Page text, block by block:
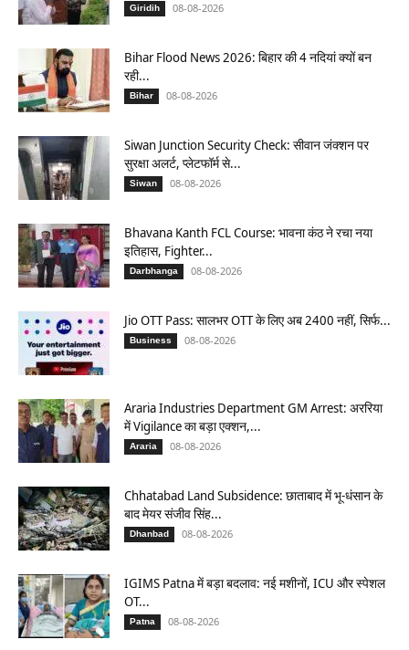
Giridih 08-08-2026
Bihar Flood News 2026: बिहार की 4 नदियां क्यों बन
रही...
Bihar 08-08-2026
Siwan Junction Security Check: सीवान जंक्शन पर
सुरक्षा अलर्ट, प्लेटफॉर्म से...
Siwan 08-08-2026
Bhavana Kanth FCL Course: भावना कंठ ने रचा नया
इतिहास, Fighter...
Darbhanga 08-08-2026
Jio OTT Pass: सालभर OTT के लिए अब 2400 नहीं, सिर्फ...
Business 08-08-2026
Araria Industries Department GM Arrest: अररिया
में Vigilance का बड़ा एक्शन,...
Araria 08-08-2026
Chhatabad Land Subsidence: छाताबाद में भू-धंसान के
बाद मेयर संजीव सिंह...
Dhanbad 08-08-2026
IGIMS Patna में बड़ा बदलाव: नई मशीनों, ICU और स्पेशल
OT...
Patna 08-08-2026